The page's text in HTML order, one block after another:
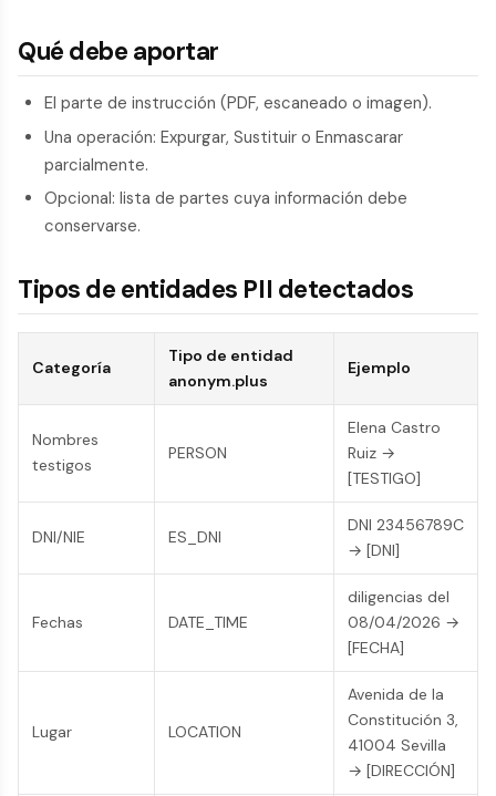
Qué debe aportar
El parte de instrucción (PDF, escaneado o imagen).
Una operación: Expurgar, Sustituir o Enmascarar
parcialmente.
Opcional: lista de partes cuya información debe
conservarse.
Tipos de entidades PII detectados
Categoría
Tipo de entidad
anonym.plus
Ejemplo
Nombres
testigos
PERSON
Elena Castro
Ruiz →
[TESTIGO]
DNI/NIE ES_DNI
DNI 23456789C
→ [DNI]
Fechas DATE_TIME
diligencias del
08/04/2026 →
[FECHA]
Lugar LOCATION
Avenida de la
Constitución 3,
41004 Sevilla
→ [DIRECCIÓN]